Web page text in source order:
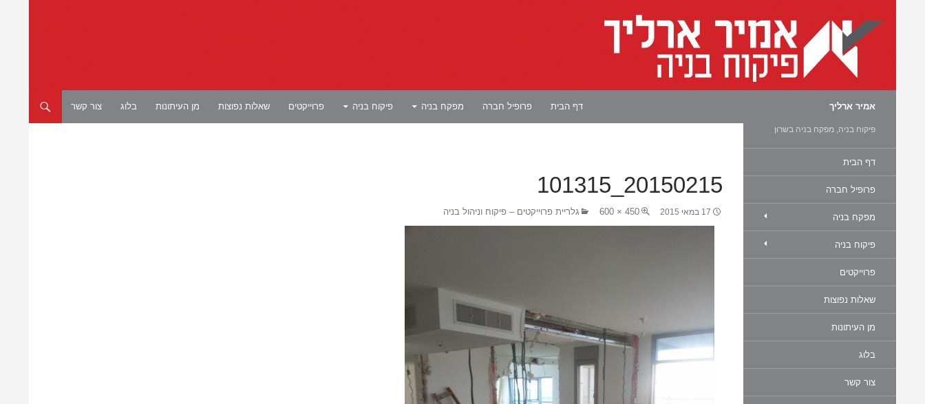
אמיר ארליך
דף הבית
פרופיל חברה מפקח בניה פיקוח בניה פרוייקטים שאלות נפוצות מן העיתונות בלוג צור קשר
20150215_101315
17 במאי 2015 450 × 600 גלריית פרוייקטים – פיקוח וניהול בניה
פיקוח בניה, מפקח בניה בשרון
דף הבית
פרופיל חברה
מפקח בניה
פיקוח בניה
פרוייקטים
שאלות נפוצות
מן העיתונות
בלוג
צור קשר